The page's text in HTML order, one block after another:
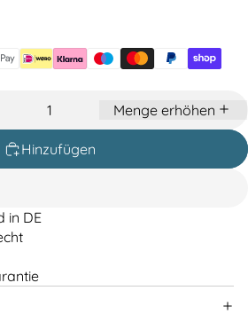
Menge erhöhen
Hinzufügen
in DE